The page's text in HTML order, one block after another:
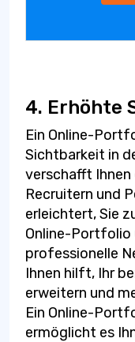
4. Erhöhte
Ein Online-
Sichtbarkeit in
verschafft Ihnen
Recruitern und
erleichtert, Sie
Online-Portfolio
professionelle
Ihnen hilft, Ihr
erweitern und
Ein Online-
ermöglicht es